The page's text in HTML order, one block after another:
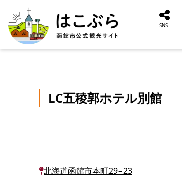
SNS
LC五稜郭ホテル別館
北海道函館市本町29−23